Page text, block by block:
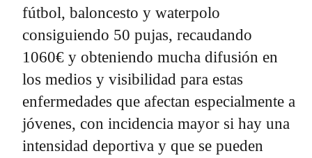
fútbol, baloncesto y waterpolo
consiguiendo 50 pujas, recaudando
1060€ y obteniendo mucha difusión en
los medios y visibilidad para estas
enfermedades que afectan especialmente a
jóvenes, con incidencia mayor si hay una
intensidad deportiva y que se pueden